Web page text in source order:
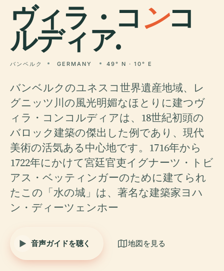
ヴィラ・コンコ
ルディア.
バンベルク GERMANY 49° N · 10° E
バンベルクのユネスコ世界遺産地域、レ
グニッツ川の風光明媚なほとりに建つヴ
ィラ・コンコルディアは、18世紀初頭の
バロック建築の傑出した例であり、現代
美術の活気ある中心地です。1716年から
1722年にかけて宮廷官吏イグナーツ・トビ
アス・ベッティンガーのために建てられ
たこの「水の城」は、著名な建築家ヨハ
ン・ディーツェンホー
音声ガイドを聴く 地図を見る